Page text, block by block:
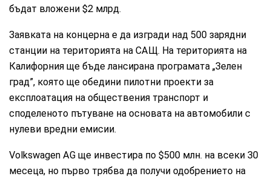
бъдат вложени $2 млрд.
Заявката на концерна е да изгради над 500 зарядни
станции на територията на САЩ. На територията на
Калифорния ще бъде лансирана програмата „Зелен
град”, която ще обедини пилотни проекти за
експлоатация на обществения транспорт и
споделеното пътуване на основата на автомобили с
нулеви вредни емисии.
Volkswagen AG ще инвестира по $500 млн. на всеки 30
месеца, но първо трябва да получи одобрението на